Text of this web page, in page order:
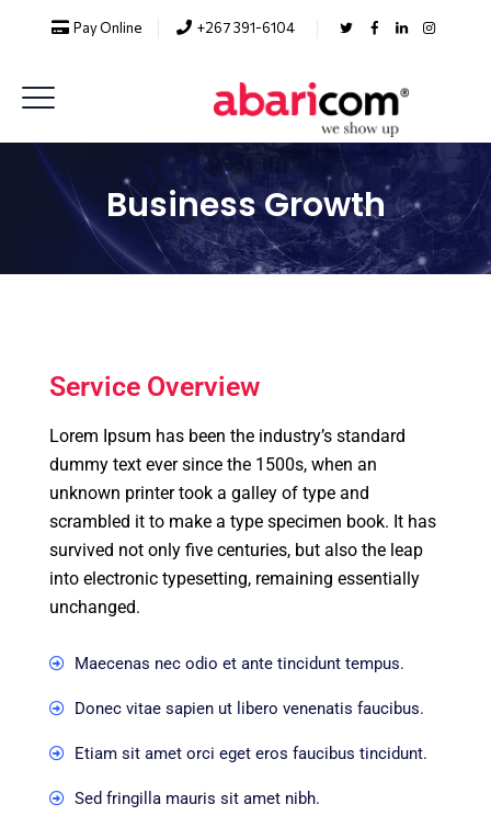
Pay Online +267 391-6104
Business Growth
Service Overview
Lorem Ipsum has been the industry’s standard
dummy text ever since the 1500s, when an
unknown printer took a galley of type and
scrambled it to make a type specimen book. It has
survived not only five centuries, but also the leap
into electronic typesetting, remaining essentially
unchanged.
Maecenas nec odio et ante tincidunt tempus.
Donec vitae sapien ut libero venenatis faucibus.
Etiam sit amet orci eget eros faucibus tincidunt.
Sed fringilla mauris sit amet nibh.